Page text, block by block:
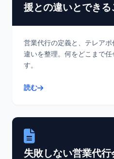
援との違いとできる
営業代行の定義と、テレア
違いを整理。何をどこまで
す。
読む
失敗しない営業代